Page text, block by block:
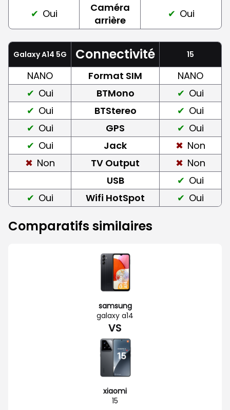
Oui
Caméra
arrière
Oui
Galaxy A14 5G Connectivité 15
NANO Format SIM
NANO
Oui
BTMono
Oui
Oui
BTStereo
Oui
Oui
GPS
Oui
Oui
Jack
Non
Non
TV Output
Non
USB
Oui
Oui
Wifi HotSpot Oui
Comparatifs similaires
samsung
galaxy a14
VS
xiaomi
15